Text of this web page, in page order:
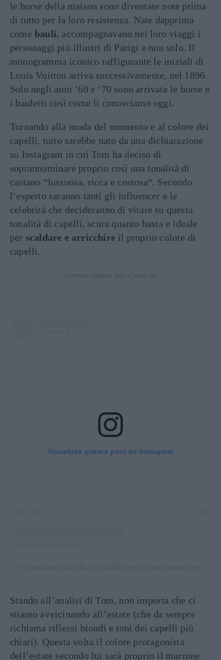
le borse della maison sono diventate note prima
di tutto per la loro resistenza. Nate dapprima
come bauli, accompagnavano nei loro viaggi i
personaggi più illustri di Parigi e non solo. Il
monogramma iconico raffigurante le iniziali di
Louis Vuitton arriva successivamente, nel 1896.
Solo negli anni ‘60 e ‘70 sono arrivate le borse e
i bauletti così come li conosciamo oggi.
Tornando alla moda del momento e al colore dei
capelli, tutto sarebbe nato da una dichiarazione
su Instagram in cui Tom ha deciso di
soprannominare proprio così una tonalità di
castano “lussuosa, ricca e costosa“. Secondo
l’esperto saranno tanti gli influencer e le
celebrità che decideranno di virare su questa
tonalità di capelli, scura quanto basta e ideale
per scaldare e arricchire il proprio colore di
capelli.
Visualizza questo post su Instagram
Stando all’analisi di Tom, non importa che ci
stiamo avvicinando all’estate (che da sempre
richiama riflessi biondi e toni dei capelli più
chiari). Questa volta il colore protagonista
dell’estate secondo lui sarà proprio il marrone